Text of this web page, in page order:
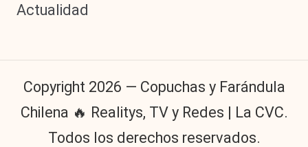
Actualidad
Copyright 2026 — Copuchas y Farándula
Chilena 🔥 Realitys, TV y Redes | La CVC.
Todos los derechos reservados.